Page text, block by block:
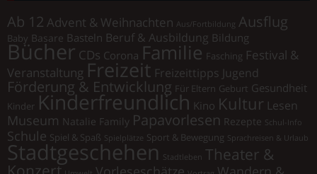
Ab 12 Advent & Weihnachten Aus/Fortbildung Ausflug
Baby Basare Basteln Beruf & Ausbildung Bildung
Bücher CDs Corona Familie Fasching Festival &
Veranstaltung Freizeit Freizeittipps Jugend
Förderung & Entwicklung Für Eltern Geburt Gesundheit
Kinder Kinderfreundlich Kino Kultur Lesen
Museum Natalie Family Papavorlesen Rezepte Schul-Info
Schule Spiel & Spaß Spielplätze Sport & Bewegung Sprachreisen & Urlaub
Stadtgeschehen Stadtleben Theater &